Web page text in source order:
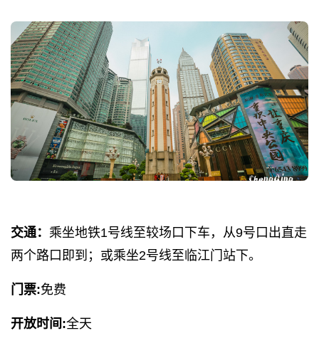
交通： 乘坐地铁1号线至较场口下车，从9号口出直走
两个路口即到；或乘坐2号线至临江门站下。
门票:免费
开放时间:全天